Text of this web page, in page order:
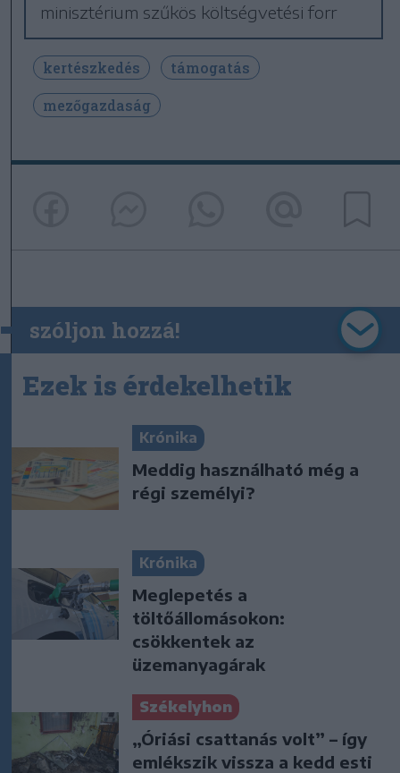
minisztérium szűkös költségvetési forr
kertészkedés
támogatás
mezőgazdaság
szóljon hozzá!
Ezek is érdekelhetik
Krónika
Meddig használható még a
régi személyi?
Krónika
Meglepetés a
töltőállomásokon:
csökkentek az
üzemanyagárak
Székelyhon
„Óriási csattanás volt” – így
emlékszik vissza a kedd esti